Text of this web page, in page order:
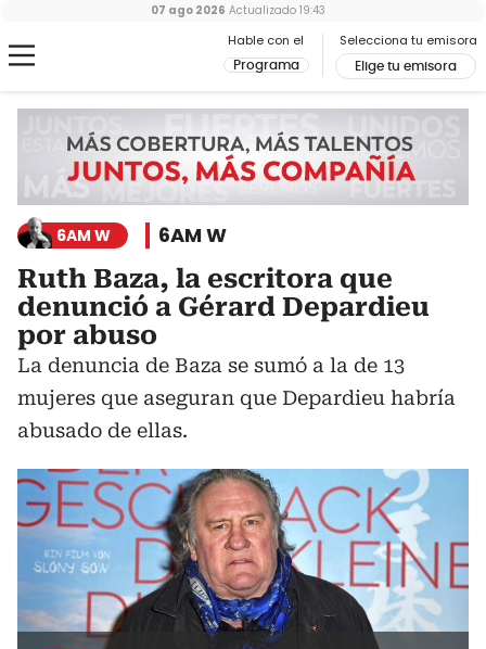
Hable con el
Programa
Selecciona tu emisora
Elige tu emisora
07 ago 2026 Actualizado 19:43
6AM W 6AM W
Ruth Baza, la escritora que
denunció a Gérard Depardieu
por abuso
La denuncia de Baza se sumó a la de 13
mujeres que aseguran que Depardieu habría
abusado de ellas.